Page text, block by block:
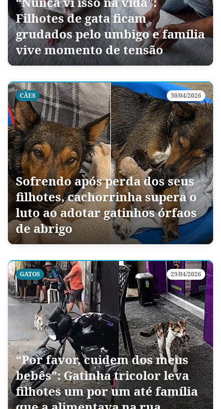
Filhotes de gata ficam
grudados pelo umbigo e família
vive momento de tensão
CÃES 30/04/2026
Sofrendo após perda dos seus
filhotes, cachorrinha supera o
luto ao adotar gatinhos órfaos
de abrigo
GATOS 29/04/2026
“Por favor, cuidem dos meus
bebês”: Gatinha tricolor leva
filhotes um por um até família